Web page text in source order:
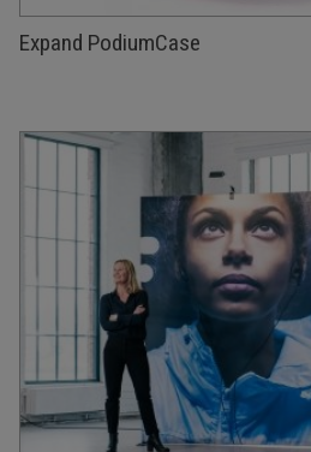
Expand PodiumCase